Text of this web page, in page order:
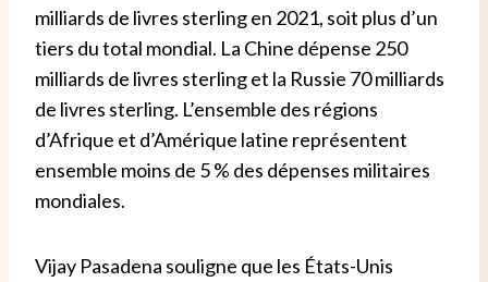
milliards de livres sterling en 2021, soit plus d’un
tiers du total mondial. La Chine dépense 250
milliards de livres sterling et la Russie 70 milliards
de livres sterling. L’ensemble des régions
d’Afrique et d’Amérique latine représentent
ensemble moins de 5 % des dépenses militaires
mondiales.
Vijay Pasadena souligne que les États-Unis